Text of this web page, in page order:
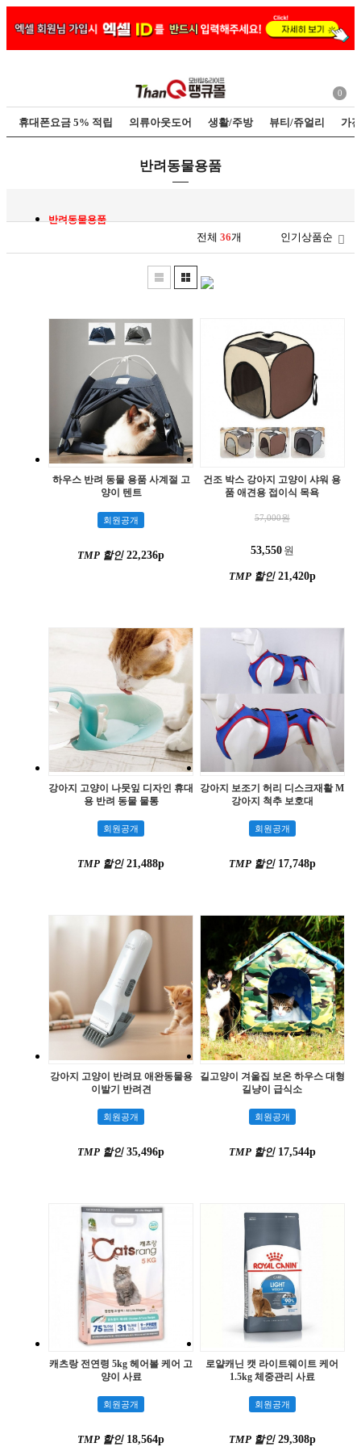
0
휴대폰요금 5% 적립 의류아웃도어 생활/주방 뷰티/쥬얼리 가
반려동물용품
반려동물용품
전체 36개 인기상품순
하우스 반려 동물 용품 사계절 고
양이 텐트
회원공개
TMP 할인22,236p
건조 박스 강아지 고양이 샤워 용
품 애견용 접이식 목욕
57,000원
53,550 원
TMP 할인21,420p
강아지 고양이 나뭇잎 디자인 휴대
용 반려 동물 물통
회원공개
TMP 할인21,488p
강아지 보조기 허리 디스크재활 M
강아지 척추 보호대
회원공개
TMP 할인17,748p
강아지 고양이 반려묘 애완동물용
이발기 반려견
회원공개
TMP 할인35,496p
길고양이 겨울집 보온 하우스 대형
길냥이 급식소
회원공개
TMP 할인17,544p
캐츠랑 전연령 5kg 헤어볼 케어 고
양이 사료
회원공개
TMP 할인18,564p
로얄캐닌 캣 라이트웨이트 케어
1.5kg 체중관리 사료
회원공개
TMP 할인29,308p